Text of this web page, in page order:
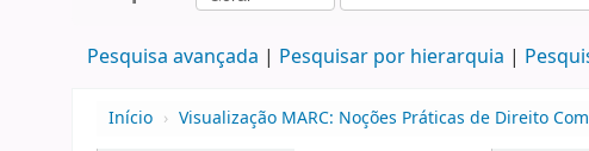
Pesquisa avançada Pesquisar por hierarquia
Início › Visualização MARC: Noções Práticas de Direito